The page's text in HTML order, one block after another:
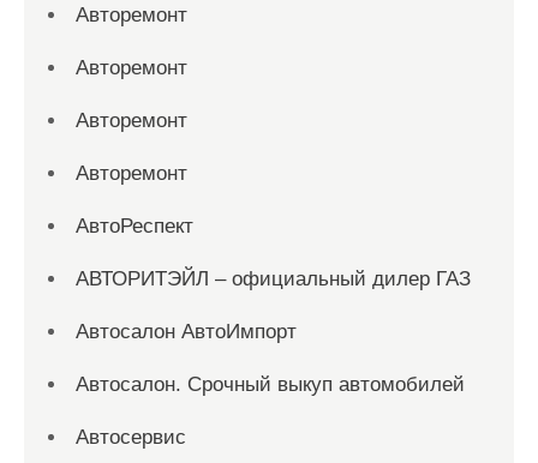
Авторемонт
Авторемонт
Авторемонт
Авторемонт
АвтоРеспект
АВТОРИТЭЙЛ – официальный дилер ГАЗ
Автосалон АвтоИмпорт
Автосалон. Срочный выкуп автомобилей
Автосервис